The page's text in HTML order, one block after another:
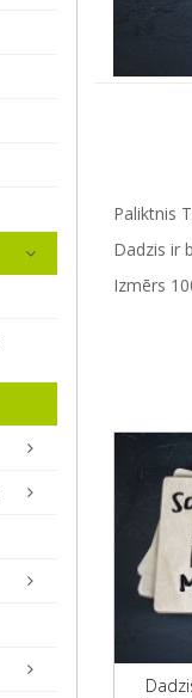
Paliktnis
Dadzis ir
Izmērs